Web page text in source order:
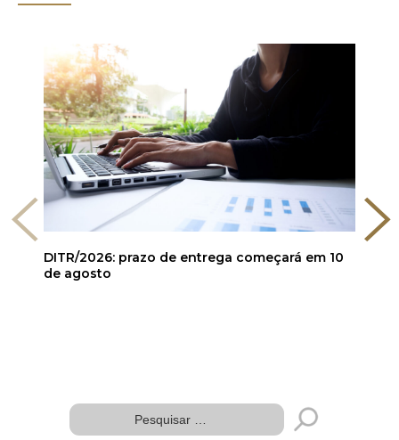
DITR/2026: prazo de entrega começará em 10
de agosto